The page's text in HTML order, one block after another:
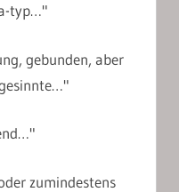
typ…"
gebunden, aber
zumindestens